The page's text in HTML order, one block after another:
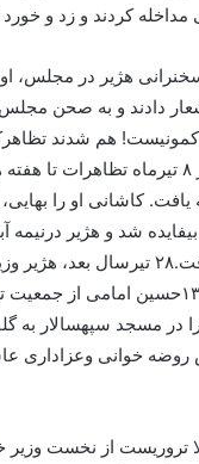
مداخله کردند و زد و
هژیر در مجلس،
دادند و به صحن
کمونیست! هم شدند
کاشانی در دست. از ۸ تیرماه تظاهرات
یافت. کاشانی او را
ماه بعد ـ ۱۳ آبان ۱۳۲۸حسین امامی از
را در مسجد سپهسالار به
روضه خوانی وعزاداری
یک مُلا تروریست از نخست